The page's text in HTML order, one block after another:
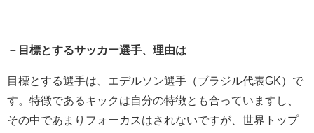
－目標とするサッカー選手、理由は
目標とする選手は、エデルソン選手（ブラジル代表GK）で
す。特徴であるキックは自分の特徴とも合っていますし、
その中であまりフォーカスはされないですが、世界トップ